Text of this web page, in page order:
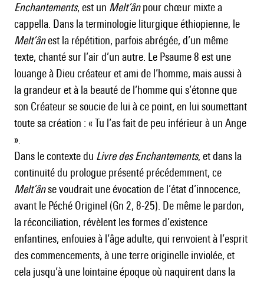
Enchantements, est un Melt’ânpour chœur mixte a
cappella. Dans la terminologie liturgique éthiopienne, le
Melt’ânest la répétition, parfois abrégée, d’un même
texte, chanté sur l’air d’un autre. Le Psaume 8 est une
louange à Dieu créateur et ami de l’homme, mais aussi à
la grandeur et à la beauté de l’homme qui s’étonne que
son Créateur se soucie de lui à ce point, en lui soumettant
toute sa création : « Tu l’as fait de peu inférieur à un Ange
».
Dans le contexte du Livre des Enchantements, et dans la
continuité du prologue présenté précédemment, ce
Melt’ânse voudrait une évocation de l’état d’innocence,
avant le Péché Originel (Gn 2, 8-25). De même le pardon,
la réconciliation, révèlent les formes d’existence
enfantines, enfouies à l’âge adulte, qui renvoient à l’esprit
des commencements, à une terre originelle inviolée, et
cela jusqu’à une lointaine époque où naquirent dans la